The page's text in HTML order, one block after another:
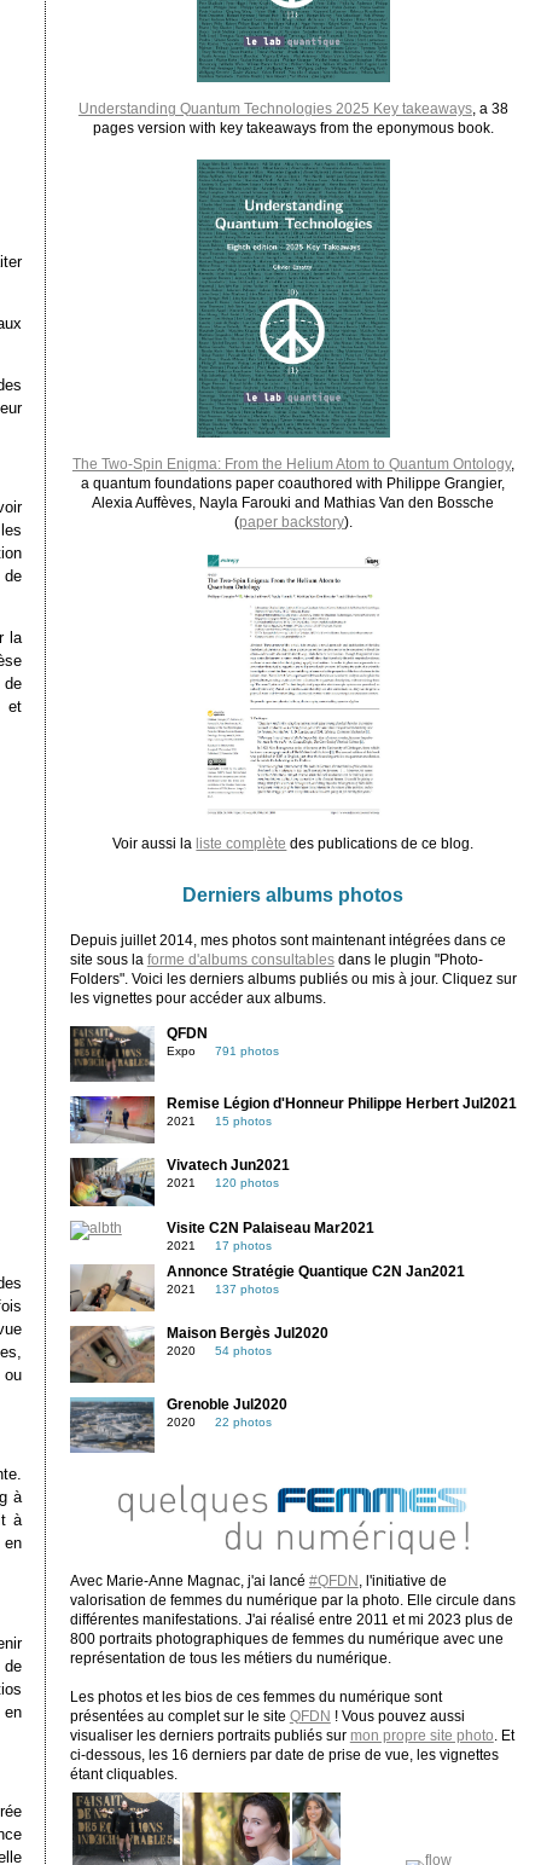
de
la
de
et
à
à
en
en
Understanding Quantum Technologies 2025 Key takeaways, a 38
pages version with key takeaways from the eponymous book.
The Two-Spin Enigma: From the Helium Atom to Quantum Ontology,
a quantum foundations paper coauthored with Philippe Grangier,
Alexia Auffèves, Nayla Farouki and Mathias Van den Bossche
(paper backstory).
Voir aussi la liste complète des publications de ce blog.
Derniers albums photos
Depuis juillet 2014, mes photos sont maintenant intégrées dans ce
site sous la forme d'albums consultablesdans le plugin "Photo-
Folders". Voici les derniers albums publiés ou mis à jour. Cliquez sur
les vignettes pour accéder aux albums.
QFDN
Expo 791 photos
Remise Légion d'Honneur Philippe Herbert Jul2021
2021 15 photos
Vivatech Jun2021
2021 120 photos
Visite C2N Palaiseau Mar2021
2021 17 photos
Annonce Stratégie Quantique C2N Jan2021
2021 137 photos
Maison Bergès Jul2020
2020 54 photos
Grenoble Jul2020
2020 22 photos
Avec Marie-Anne Magnac, j'ai lancé #QFDN
, l'initiative de
valorisation de femmes du numérique par la photo. Elle circule dans
différentes manifestations. J'ai réalisé entre 2011 et mi 2023 plus de
800 portraits photographiques de femmes du numérique avec une
représentation de tous les métiers du numérique.
Les photos et les bios de ces femmes du numérique sont
présentées au complet sur le site QFDN ! Vous pouvez aussi
visualiser les derniers portraits publiés sur mon propre site photo . Et
ci-dessous, les 16 derniers par date de prise de vue, les vignettes
étant cliquables.